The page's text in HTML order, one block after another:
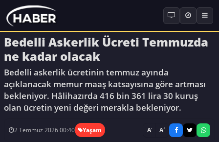
Bedelli Askerlik Ücreti Temmuzda
ne kadar olacak
Bedelli askerlik ücretinin temmuz ayında
açıklanacak memur maaş katsayısına göre artması
bekleniyor. Hâlihazırda 416 bin 361 lira 30 kuruş
olan ücretin yeni değeri merakla bekleniyor.
2 Temmuz 2026 00:40 Yaşam A- A+